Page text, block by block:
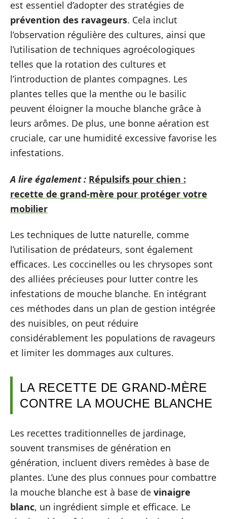
est essentiel d’adopter des stratégies de
prévention des ravageurs. Cela inclut
l’observation régulière des cultures, ainsi que
l’utilisation de techniques agroécologiques
telles que la rotation des cultures et
l’introduction de plantes compagnes. Les
plantes telles que la menthe ou le basilic
peuvent éloigner la mouche blanche grâce à
leurs arômes. De plus, une bonne aération est
cruciale, car une humidité excessive favorise les
infestations.
A lire également : Répulsifs pour chien :
recette de grand-mère pour protéger votre
mobilier
Les techniques de lutte naturelle, comme
l’utilisation de prédateurs, sont également
efficaces. Les coccinelles ou les chrysopes sont
des alliées précieuses pour lutter contre les
infestations de mouche blanche. En intégrant
ces méthodes dans un plan de gestion intégrée
des nuisibles, on peut réduire
considérablement les populations de ravageurs
et limiter les dommages aux cultures.
LA RECETTE DE GRAND-MÈRE
CONTRE LA MOUCHE BLANCHE
Les recettes traditionnelles de jardinage,
souvent transmises de génération en
génération, incluent divers remèdes à base de
plantes. L’une des plus connues pour combattre
la mouche blanche est à base de vinaigre
blanc, un ingrédient simple et efficace. Le